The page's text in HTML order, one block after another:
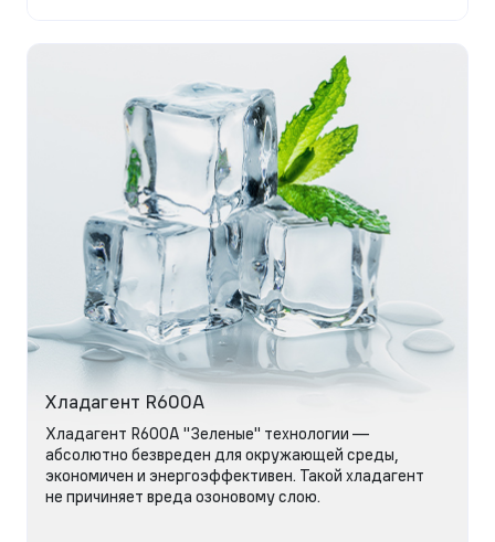
Хладагент R600A
Хладагент R600A "Зеленые" технологии —
абсолютно безвреден для окружающей среды,
экономичен и энергоэффективен. Такой хладагент
не причиняет вреда озоновому слою.